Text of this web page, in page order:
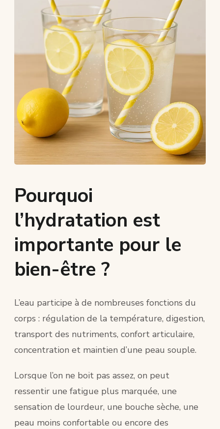
Pourquoi
l’hydratation est
importante pour le
bien-être ?
L’eau participe à de nombreuses fonctions du
corps : régulation de la température, digestion,
transport des nutriments, confort articulaire,
concentration et maintien d’une peau souple.
Lorsque l’on ne boit pas assez, on peut
ressentir une fatigue plus marquée, une
sensation de lourdeur, une bouche sèche, une
peau moins confortable ou encore des